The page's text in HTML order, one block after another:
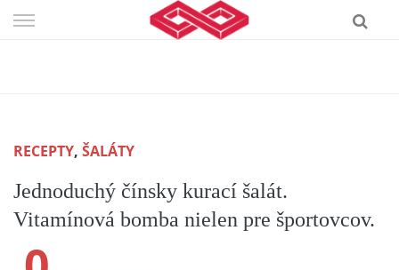
Skip
RECEPTY, ŠALÁTY
Jednoduchý čínsky kurací šalát.
Vitamínová bomba nielen pre športovcov.